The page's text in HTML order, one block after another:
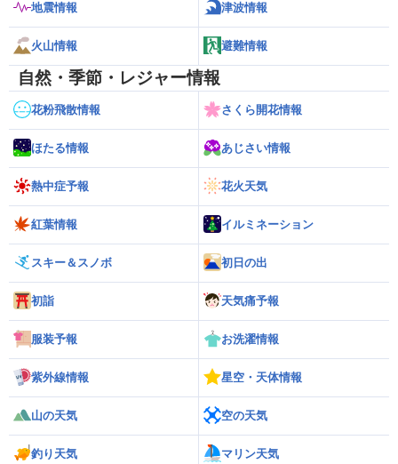
地震情報 津波情報
火山情報 避難情報
自然・季節・レジャー情報
花粉飛散情報 さくら開花情報
ほたる情報 あじさい情報
熱中症予報 花火天気
紅葉情報 イルミネーション
スキー＆スノボ 初日の出
初詣 天気痛予報
服装予報 お洗濯情報
紫外線情報 星空・天体情報
山の天気 空の天気
釣り天気 マリン天気